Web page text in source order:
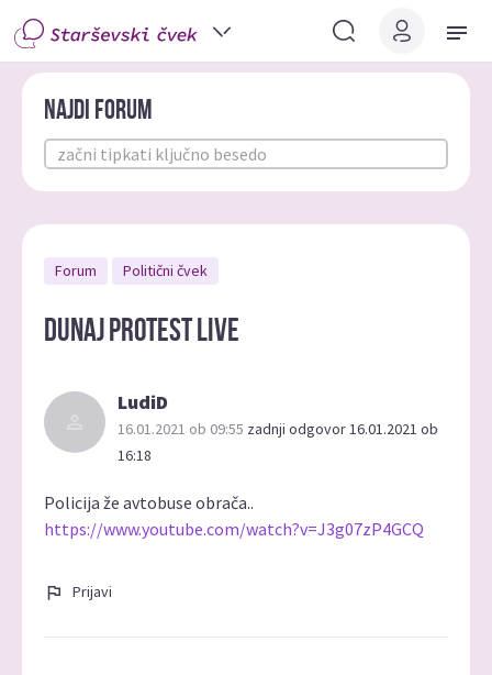
Najdi forum
Forum Politični čvek
Dunaj Protest live
LudiD
16.01.2021 ob 09:55 zadnji odgovor 16.01.2021 ob
16:18
Policija že avtobuse obrača..
https://www.youtube.com/watch?v=J3g07zP4GCQ
Prijavi